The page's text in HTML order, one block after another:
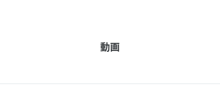
動画